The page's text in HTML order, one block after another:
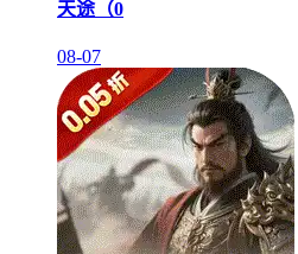
天途（0
08-07